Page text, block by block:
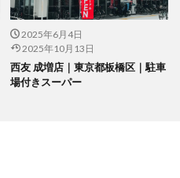
2025年6月4日
2025年10月13日
西友 成増店｜東京都板橋区｜駐車
場付きスーパー